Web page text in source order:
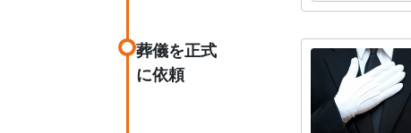
葬儀を正式
に依頼